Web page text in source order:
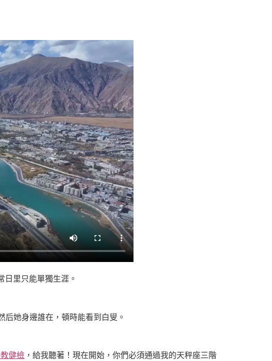
里只能單獨生涯。
她身邊誰在，頓時能看到白叟。
健檢 ，給我聽著！現在開始，你們必須通過我的天秤座三階